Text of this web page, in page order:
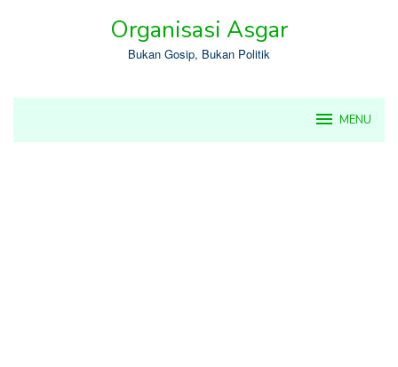
Organisasi Asgar
Bukan Gosip, Bukan Politik
MENU